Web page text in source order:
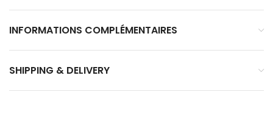
INFORMATIONS COMPLÉMENTAIRES
SHIPPING & DELIVERY